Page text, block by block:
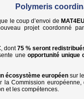
Polymeris
le coup d’envoi de
projet coordonné par
, dont75 % seront
une opportunité unique
écosystème européensur
la Commission
et les compétences.